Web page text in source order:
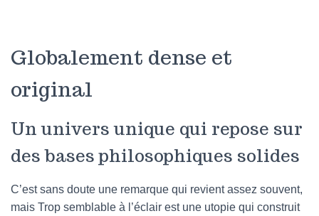
Globalement dense et
original
Un univers unique qui repose sur
des bases philosophiques solides
C’est sans doute une remarque qui revient assez souvent,
mais Trop semblable à l’éclair est une utopie qui construit